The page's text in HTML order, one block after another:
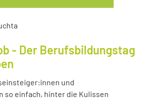
- Der Berufsbildungstag
und
so einfach, hinter die Kulissen